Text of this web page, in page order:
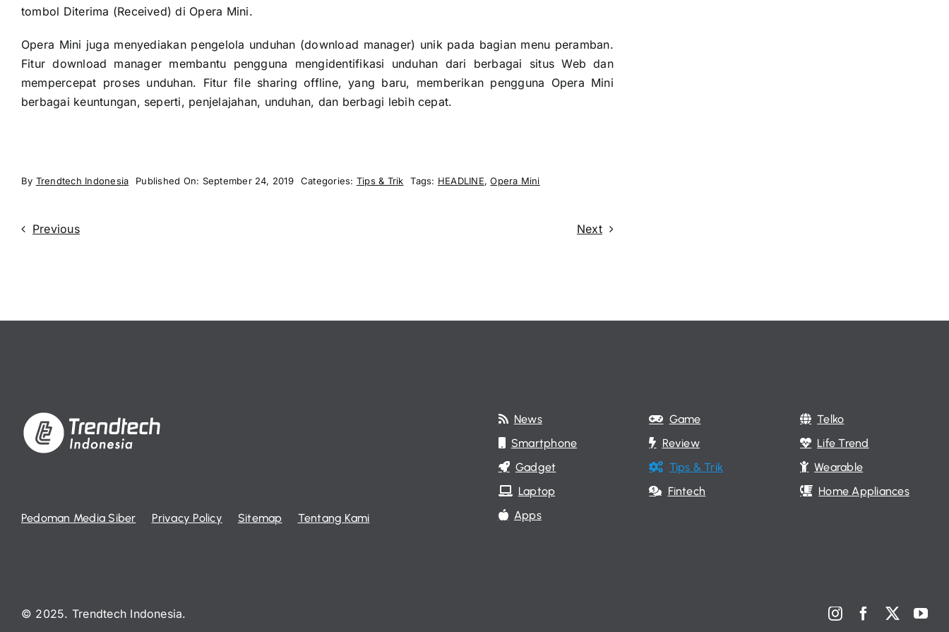
tombol Diterima (Received) di Opera Mini.
Opera Mini juga menyediakan pengelola unduhan (download manager) unik pada bagian menu peramban.
Fitur download manager membantu pengguna mengidentifikasi unduhan dari berbagai situs Web dan
mempercepat proses unduhan. Fitur file sharing offline, yang baru, memberikan pengguna Opera Mini
berbagai keuntungan, seperti, penjelajahan, unduhan, dan berbagi lebih cepat.
By Trendtech Indonesia Published On: September 24, 2019 Categories: Tips & Trik Tags: HEADLINE,Opera Mini
Previous Next
Pedoman Media Siber Privacy Policy Sitemap Tentang Kami
News
Smartphone
Gadget
Laptop
Apps
Game
Review
Tips & Trik
Fintech
Telko
Life Trend
Wearable
Home Appliances
© 2025. Trendtech Indonesia.